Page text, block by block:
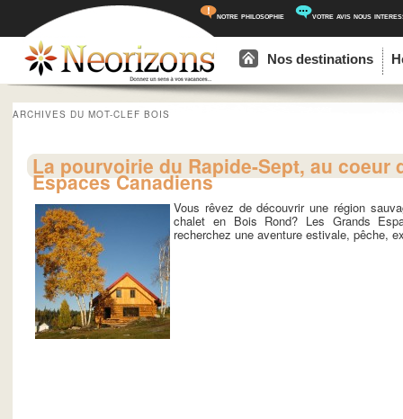
notre philosophie votre avis nous
Aller au contenu principal
Aller au contenu secondaire
Nos destinations
ARCHIVES DU MOT-CLEF BOIS
La pourvoirie du Rapide-Sept, au coeur
Espaces Canadiens
Vous rêvez de découvrir une région
chalet en Bois Rond? Les Grands
recherchez une aventure estivale, pêche,